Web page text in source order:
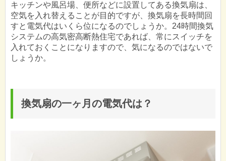
キッチンや風呂場、便所などに設置してある換気扇は、
空気を入れ替えることが目的ですが、換気扇を長時間回
すと電気代はいくら位になるのでしょうか。24時間換気
システムの高気密高断熱住宅であれば、常にスイッチを
入れておくことになりますので、気になるのではないで
しょうか。
換気扇の一ヶ月の電気代は？